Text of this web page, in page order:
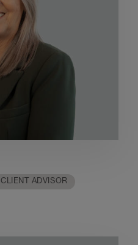
CLIENT ADVISOR